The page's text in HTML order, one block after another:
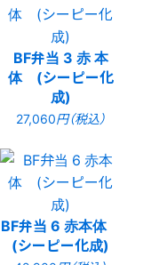
BF弁当 3 赤 本
体 (シーピー化
成)
27,060円（税込）
BF弁当 6 赤本体
(シーピー化成)